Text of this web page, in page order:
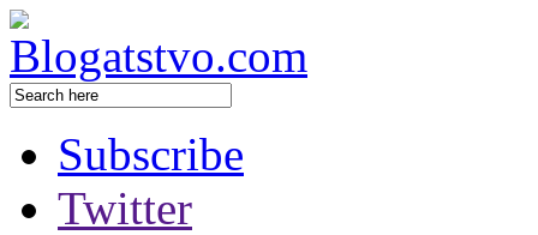
Subscribe
Twitter